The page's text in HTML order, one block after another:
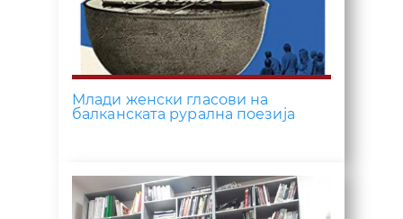
Mлади женски гласови на
балканската рурална поезија